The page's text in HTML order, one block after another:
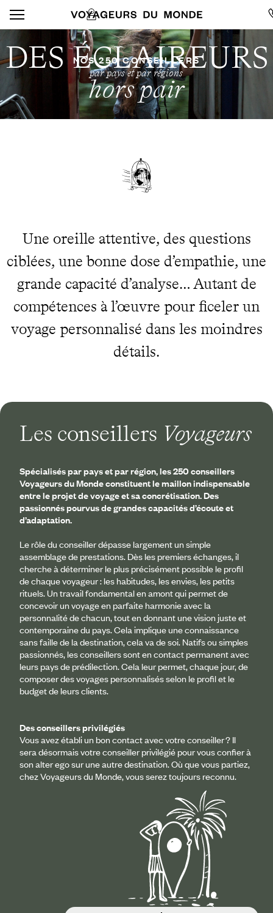
DES ÉCLAIREURS
hors pair
NOS 250 CONSEILLERS
par pays et par régions
Une oreille attentive, des questions
ciblées, une bonne dose d’empathie, une
grande capacité d’analyse… Autant de
compétences à l’œuvre pour ficeler un
voyage personnalisé dans les moindres
détails.
Les conseillers Voyageurs
Spécialisés par pays et par région, les 250 conseillers
Voyageurs du Monde constituent le maillon indispensable
entre le projet de voyage et sa concrétisation. Des
passionnés pourvus de grandes capacités d’écoute et
d’adaptation.
​Le rôle du conseiller dépasse largement un simple
assemblage de prestations. Dès les premiers échanges, il
cherche à déterminer le plus précisément possible le profil
de chaque voyageur : les habitudes, les envies, les petits
rituels. Un travail fondamental en amont qui permet de
concevoir un voyage en parfaite harmonie avec la
personnalité de chacun, tout en donnant une vision juste et
contemporaine du pays. Cela implique une connaissance
sans faille de la destination, cela va de soi. Natifs ou simples
passionnés, les conseillers sont en contact permanent avec
leurs pays de prédilection. Cela leur permet, chaque jour, de
composer des voyages personnalisés selon le profil et le
budget de leurs clients.
Des conseillers privilégiés
Vous avez établi un bon contact avec votre conseiller ? Il
sera désormais votre conseiller privilégié pour vous confier à
son alter ego sur une autre destination. Où que vous partiez,
chez Voyageurs du Monde, vous serez toujours reconnu.